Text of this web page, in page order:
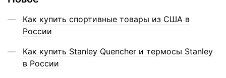
Как купить спортивные товары из США в
России
Как купить Stanley Quencher и термосы Stanley
в России